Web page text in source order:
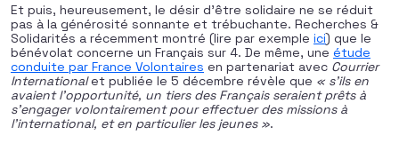
Et puis, heureusement, le désir d’être solidaire ne se réduit
pas à la générosité sonnante et trébuchante. Recherches &
Solidarités a récemment montré (lire par exemple ici) que le
bénévolat concerne un Français sur 4. De même, une étude
conduite par France Volontaires en partenariat avec Courrier
Internationalet publiée le 5 décembre révèle que « s’ils en
avaient l’opportunité, un tiers des Français seraient prêts à
s’engager volontairement pour effectuer des missions à
l’international, et en particulier les jeunes ».